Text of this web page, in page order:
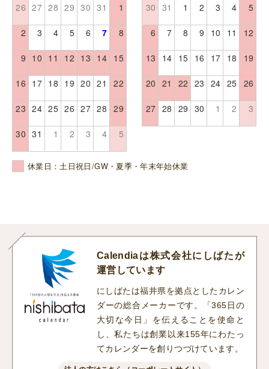
26 27 28 29 30 31 1
2 3 4 5 6 7 8
9 10 11 12 13 14 15
16 17 18 19 20 21 22
23 24 25 26 27 28 29
30 31 1 2 3 4 5
30 31 1 2 3 4 5
6 7 8 9 10 11 12
13 14 15 16 17 18 19
20 21 22 23 24 25 26
27 28 29 30 1 2 3
休業日：土日祝日/GW・夏季・年末年始休業
Calendiaは株式会社にしばたが
運営しています
にしばたは福井県を拠点としたカレン
ダーの総合メーカーです。「365日の
大切な今日」を伝えることを使命と
し、私たちは創業以来155年にわたっ
てカレンダーを創りつづけています。